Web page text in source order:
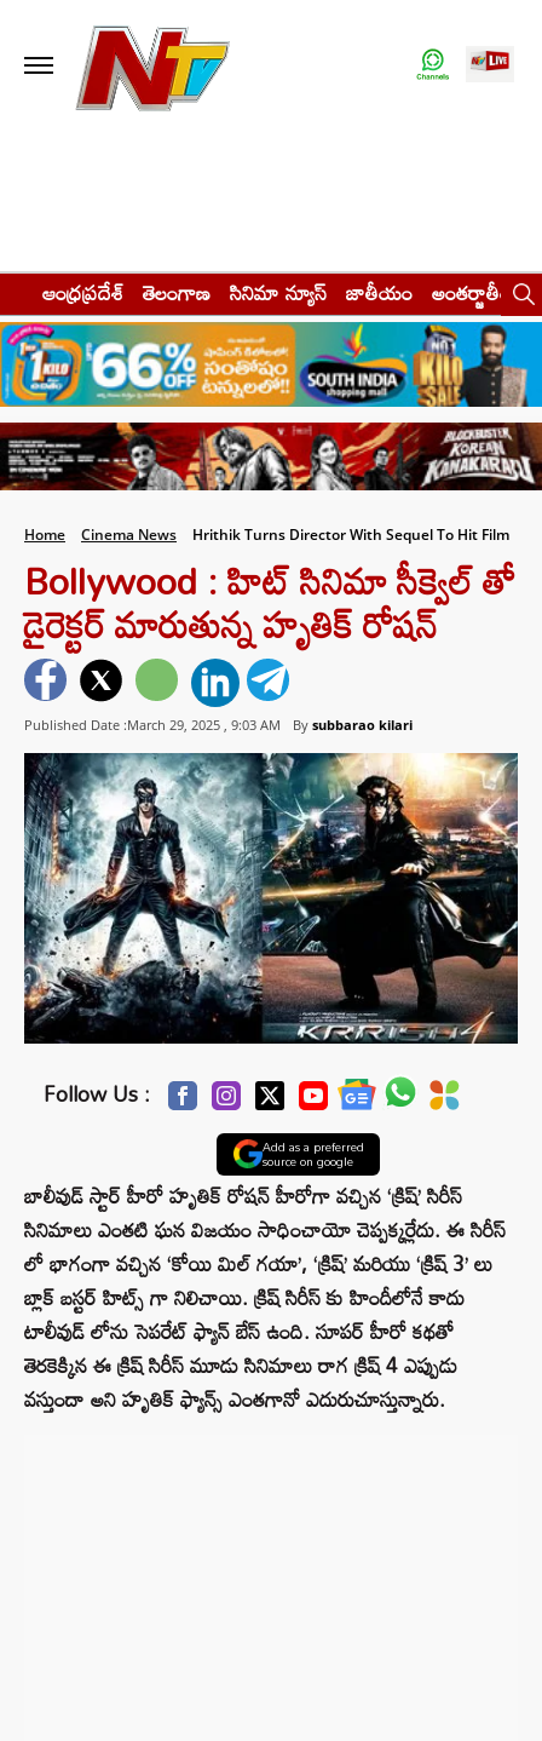
ఆంధ్రప్రదేశ్ తెలంగాణ సినిమా న్యూస్ జాతీయం అంతర్జాతీయం
Home Cinema News Hrithik Turns Director With Sequel To Hit Film
Bollywood : హిట్ సినిమా సీక్వెల్ తో
డైరెక్టర్ మారుతున్న హృతిక్ రోషన్
Published Date :March 29, 2025 , 9:03 AM By subbarao kilari
Follow Us :
Add as a preferred
source on google
బాలీవుడ్‌ స్టార్ హీరో హృతిక్ రోషన్ హీరోగా వచ్చిన ‘క్రిష్’ సిరీస్
సినిమాలు ఎంతటి ఘన విజయం సాధించాయో చెప్పక్కర్లేదు. ఈ సిరీస్
లో భాగంగా వచ్చిన ‘కోయి మిల్ గయా’, ‘క్రిష్’ మరియు ‘క్రిష్ 3’ లు
బ్లాక్ బస్టర్ హిట్స్ గా నిలిచాయి. క్రిష్ సిరీస్ కు హిందీలోనే కాదు
టాలీవుడ్ లోను సెపరేట్ ఫ్యాన్ బేస్ ఉంది. సూపర్ హీరో కథతో
తెరకెక్కిన ఈ క్రిష్ సిరీస్ మూడు సినిమాలు రాగ క్రిష్ 4 ఎప్పుడు
వస్తుందా అని హృతిక్ ఫ్యాన్స్ ఎంతగానో ఎదురుచూస్తున్నారు.